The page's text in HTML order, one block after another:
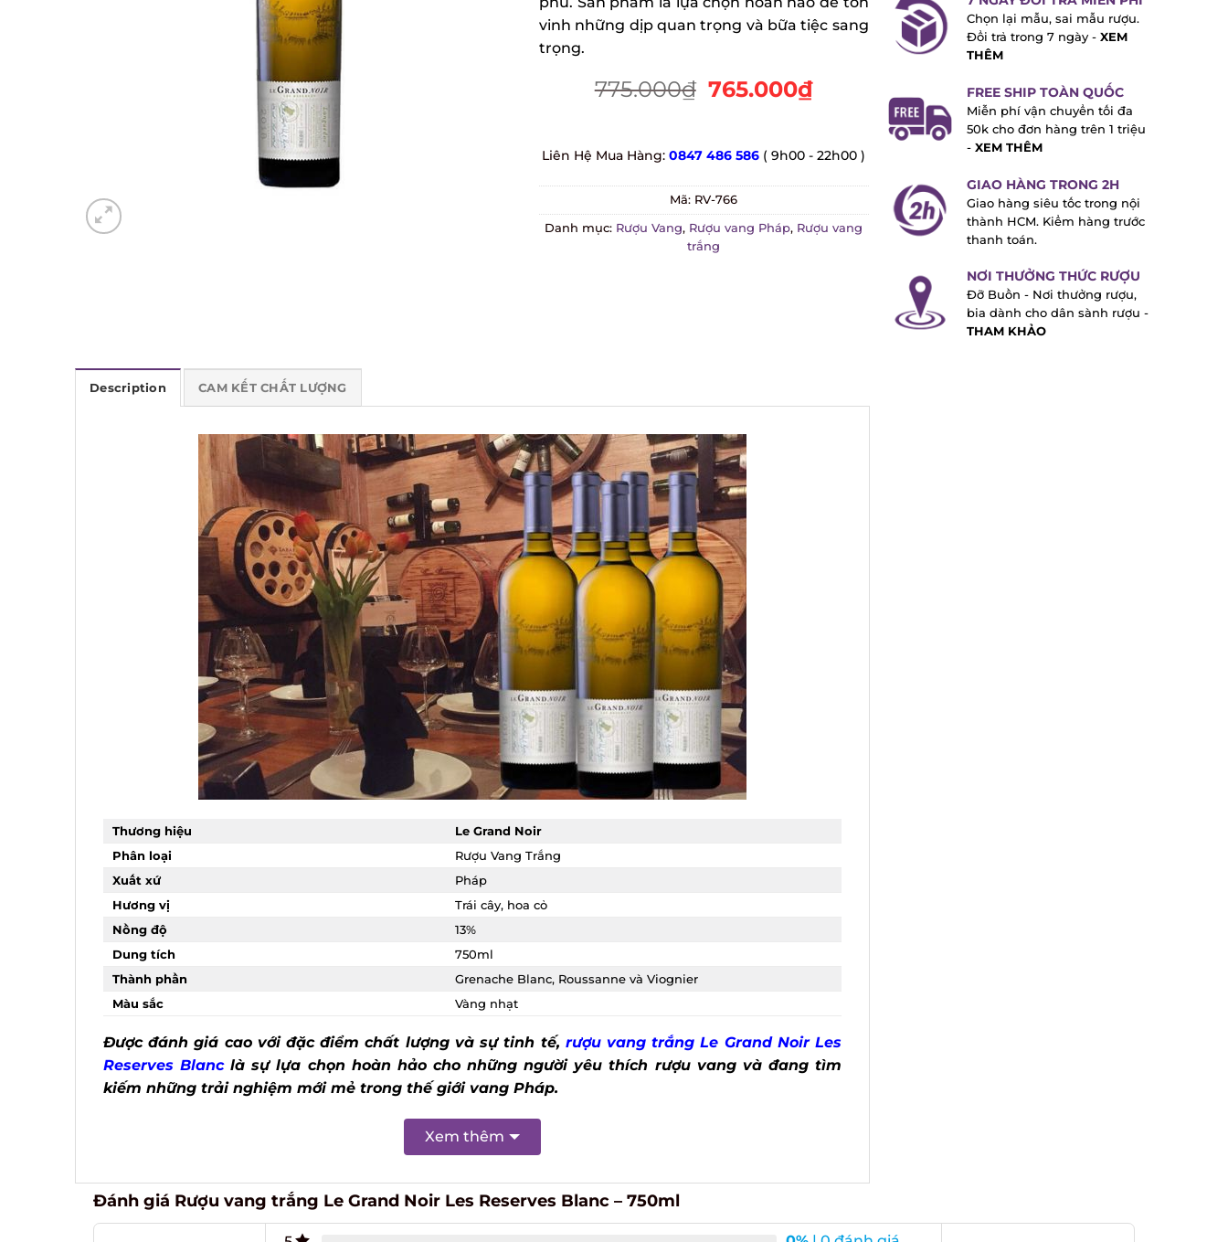
vinh những dịp quan trọng và bữa tiệc sang
trọng.
775.000₫ 765.000₫
Liên Hệ Mua Hàng:0847 486 586 ( 9h00 - 22h00 )
Mã:RV-766
Danh mục:Rượu Vang,Rượu vang Pháp,Rượu vang
trắng
Chọn lại mẫu, sai mẫu rượu.
Đổi trả trong 7 ngày -XEM
THÊM
FREE SHIP TOÀN QUỐC
Miễn phí vận chuyển tối đa
50k cho đơn hàng trên 1 triệu
XEM THÊM
GIAO HÀNG TRONG 2H
Giao hàng siêu tốc trong nội
thành HCM. Kiểm hàng trước
thanh toán.
NƠI THƯỞNG THỨC RƯỢU
Đỡ Buồn - Nơi thưởng rượu,
bia dành cho dân sành rượu -
THAM KHẢO
Description CAM KẾT CHẤT LƯỢNG
Thương hiệu
Le Grand Noir
Phân loại
Rượu Vang Trắng
Xuất xứ
Pháp
Hương vị
Trái cây, hoa cỏ
Nồng độ
13%
Dung tích
750ml
Thành phần
Grenache Blanc, Roussanne và Viognier
Màu sắc
Vàng nhạt
Được đánh giá cao với đặc điểm chất lượng và sự tinh tế,rượu vang trắng Le Grand Noir Les
Reserves Blanclà sự lựa chọn hoàn hảo cho những người yêu thích rượu vang và đang tìm
kiếm những trải nghiệm mới mẻ trong thế giới vang Pháp.
Xem thêm
Đánh giá Rượu vang trắng Le Grand Noir Les Reserves Blanc – 750ml